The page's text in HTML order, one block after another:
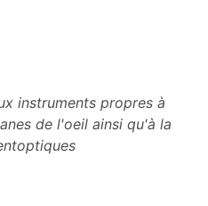
instruments propres à
de l'oeil ainsi qu'à la